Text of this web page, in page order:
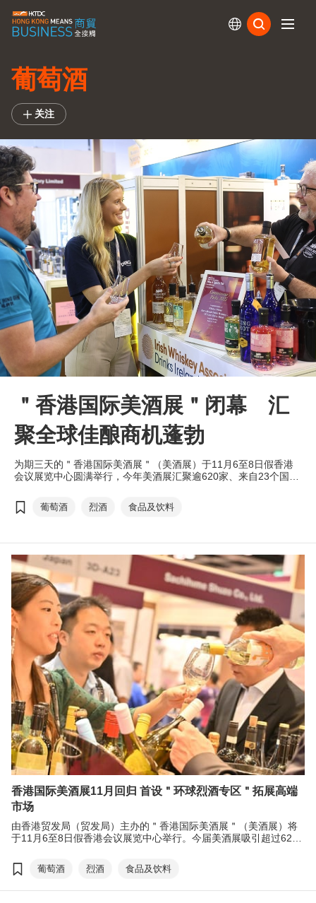
葡萄酒
关注
＂香港国际美酒展＂闭幕 汇
聚全球佳酿商机蓬勃
为期三天的＂香港国际美酒展＂（美酒展）于11月6至8日假香港
会议展览中心圆满举行，今年美酒展汇聚逾620家、来自23个国家
洲、欧洲及美洲展商，呈献超过40个产地的特色美酒，展示了全球
酒类的多样性，吸引逾8,200名、来自57个国家及地区的贸易买家
葡萄酒 烈酒 食品及饮料
香港国际美酒展11月回归 首设＂环球烈酒专区＂拓展高端
市场
由香港贸发局（贸发局）主办的＂香港国际美酒展＂（美酒展）将
于11月6至8日假香港会议展览中心举行。今届美酒展吸引超过620
录得明显升幅。为协助业界把握高端烈酒税下调机遇，美酒展新增
＂环球烈酒专区＂，云集13个国家及地区的烈酒，助力各地烈酒品
葡萄酒 烈酒 食品及饮料